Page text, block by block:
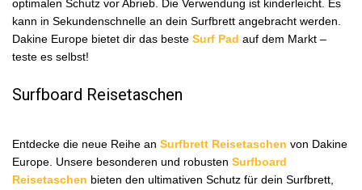
optimalen Schutz vor Abrieb. Die Verwendung ist kinderleicht. Es
kann in Sekundenschnelle an dein Surfbrett angebracht werden.
Dakine Europe bietet dir das beste Surf Pad auf dem Markt –
teste es selbst!
Surfboard Reisetaschen
Entdecke die neue Reihe an Surfbrett Reisetaschen von Dakine
Europe. Unsere besonderen und robusten Surfboard
Reisetaschen bieten den ultimativen Schutz für dein Surfbrett,